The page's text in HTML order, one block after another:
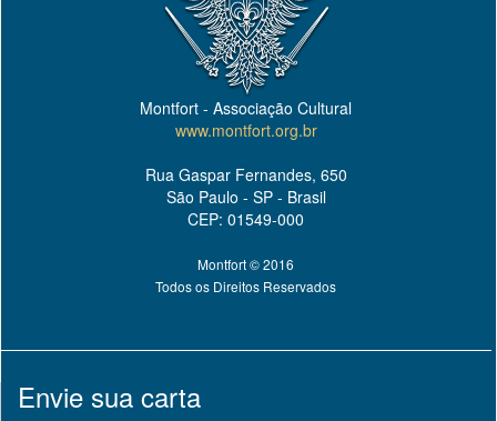
Montfort - Associação Cultural
www.montfort.org.br
Rua Gaspar Fernandes, 650
São Paulo - SP - Brasil
CEP: 01549-000
Montfort © 2016
Todos os Direitos Reservados
Envie sua carta